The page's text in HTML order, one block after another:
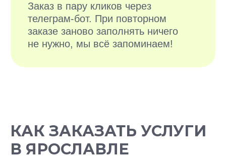
КАК ЗАКАЗАТЬ УСЛУГИ
В ЯРОСЛАВЛЕ
БОЛЕЕ 10 000
ДОВОЛЬНЫХ